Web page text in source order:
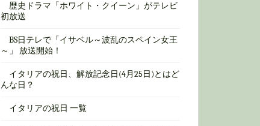
歴史ドラマ「ホワイト・クイーン」がテレビ
初放送
BS日テレで「イサベル～波乱のスペイン女王
～」 放送開始！
イタリアの祝日、解放記念日(4月25日)とはど
んな日？
イタリアの祝日 一覧